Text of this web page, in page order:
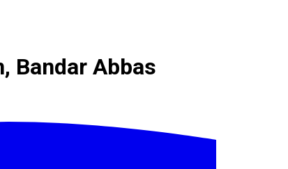
Bandar Abbas